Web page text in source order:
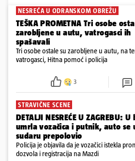
NESREĆA U ODRANSKOM OBREŽU
TEŠKA PROMETNA Tri osobe
zarobljene u autu, vatrogasci ih
spašavali
Tri osobe ostale su zarobljene u autu, na
vatrogasci, Hitna pomoć i policija
3
STRAVIČNE SCENE
DETALJI NESREĆE U ZAGREBU:
umrla vozačica i putnik, auto se
sudaru prepolovio
Policija je objavila da je vozačici istekla
dozvola i registracija na Mazdi